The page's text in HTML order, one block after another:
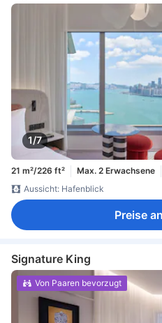
1/7
21 m²/226 ft² Max. 2 Erwachsene
Aussicht: Hafenblick
Preise
Signature King
Von Paaren bevorzugt